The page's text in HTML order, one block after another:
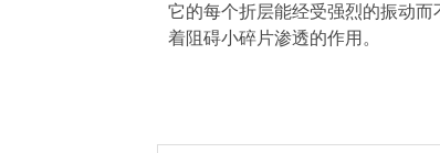
它的每个折层能经受强烈的振动
着阻碍小碎片渗透的作用。